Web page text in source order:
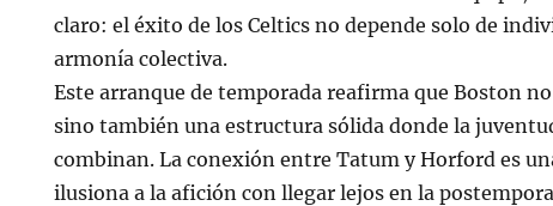
claro: el éxito de los Celtics no depende solo de
armonía colectiva.
Este arranque de temporada reafirma que Boston
sino también una estructura sólida donde la
combinan. La conexión entre Tatum y Horford es
ilusiona a la afición con llegar lejos en la